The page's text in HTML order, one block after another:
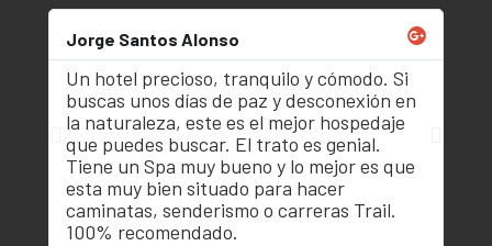
Jorge Santos Alonso
Un hotel precioso, tranquilo y cómodo. Si
buscas unos días de paz y desconexión en
la naturaleza, este es el mejor hospedaje
que puedes buscar. El trato es genial.
Tiene un Spa muy bueno y lo mejor es que
esta muy bien situado para hacer
caminatas, senderismo o carreras Trail.
100% recomendado.